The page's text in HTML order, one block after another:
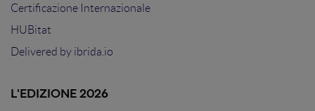
Certificazione Internazionale
HUBitat
Delivered by ibrida.io
L'EDIZIONE 2026